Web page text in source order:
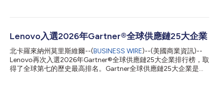
視角讓他們彷彿置身球場。 由 Lenovo AI 驅動的 Referee View 促
人稱觀賽體驗。 該研究進一步發現： 超過四分之三 (76%) 的 FIFA
賽的視角深具吸引力。 88% 表示流暢、穩定的畫面是觀看體育賽
事轉播的關鍵，且幾乎所有球迷 (98%) 都表示清晰畫質是觀看本
屆 FIFA World Cup™ 的重要因素。 球迷對未來貼近比賽的觀賽方
Lenovo入選2026年Gartner®全球供應鏈25大企業
北卡羅來納州莫里斯維爾--(BUSINESS WIRE)--(美國商業資訊)--
Lenovo再次入選2026年Gartner®全球供應鏈25大企業排行榜，取
得了全球第七的歷史最高排名。Gartner全球供應鏈25大企業是全